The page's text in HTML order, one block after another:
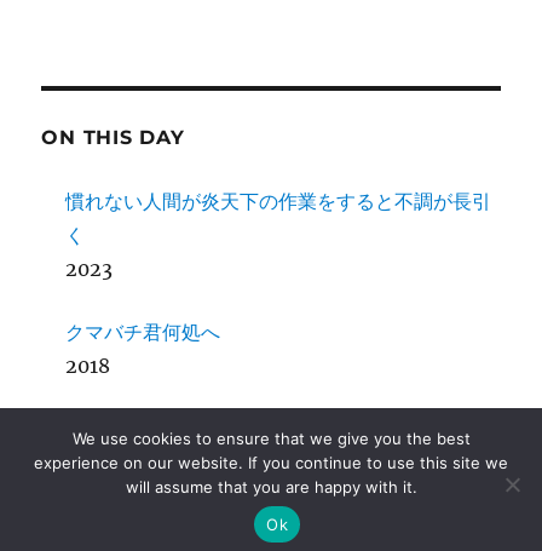
ON THIS DAY
慣れない人間が炎天下の作業をすると不調が長引
く
2023
クマバチ君何処へ
2018
女子に「カットマン」はおかしいだろう
2016
SDCC + MPLab X その４ Mac OS X
We use cookies to ensure that we give you the best
experience on our website. If you continue to use this site we
will assume that you are happy with it.
Ok